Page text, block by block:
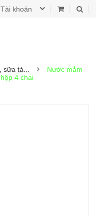
Tài khoản
tả...
Nước mắm
4 chai